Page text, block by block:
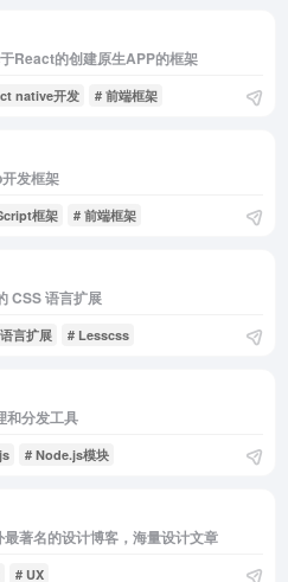
React的创建原生APP的框架
native开发 # 前端框架
发框架
框架 # 前端框架
CSS 语言扩展
言扩展 # Lesscss
和分发工具
# Node.js模块
著名的设计博客，海量设计文章
# UX